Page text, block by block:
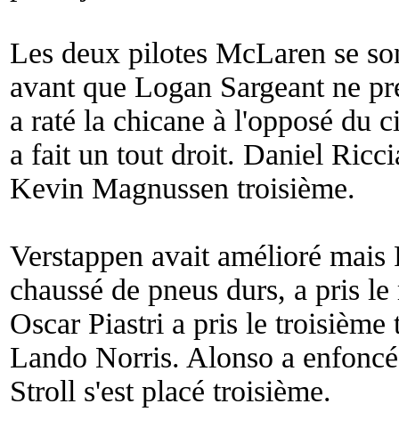
Les deux pilotes McLaren se
avant que Logan Sargeant ne
a raté la chicane à l'opposé du
a fait un tout droit. Daniel
Kevin Magnussen troisième.
Verstappen avait amélioré
chaussé de pneus durs, a pris
Oscar Piastri a pris le
Lando Norris. Alonso a
Stroll s'est placé troisième.